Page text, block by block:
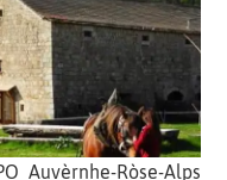
Auvèrnhe-Ròse-Alps